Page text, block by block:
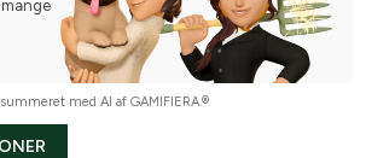
med AI af GAMIFIERA.®